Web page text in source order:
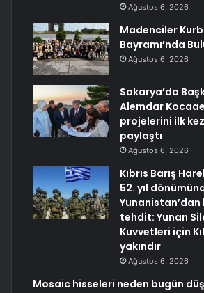
Ağustos 6, 2026
Madenciler
Bayramı’nda
Ağustos 6, 2026
Sakarya’da
Alemdar
projelerini ilk kez
paylaştı
Ağustos 6, 2026
Kıbrıs Barış
52. yıl
tehdit: Yunan
Kuvvetleri için
yakındır
Ağustos 6, 2026
Mosaic hisseleri neden bugün